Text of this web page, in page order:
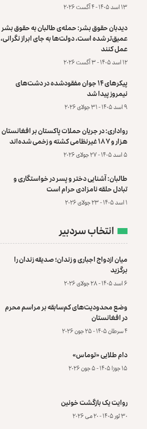
۱۳ اسد ۱۴۰۵ - ۴ آگست ۲۰۲۶
دیدبان حقوق بشر: حمله‌ی طالبان به حقوق بشر
عمیق‌تر شده است، دولت‌ها به جای ابراز نگرانی،
عمل کنند
۱۲ اسد ۱۴۰۵ - ۳ آگست ۲۰۲۶
پیکرهای ۱۴ جوان مفقودشده در دشت‌های
نیمروز پیدا شد
۹ اسد ۱۴۰۵ - ۳۱ جولای ۲۰۲۶
رواداری: در جریان حملات پاکستان بر افغانستان
هزار و ۱۸۷ غیرنظامی کشته و زخمی شده‌اند
۵ اسد ۱۴۰۵ - ۲۷ جولای ۲۰۲۶
طالبان: آشنایی دختر و پسر در خواستگاری و
تبادل حلقه نامزادی حرام است
۱ اسد ۱۴۰۵ - ۲۳ جولای ۲۰۲۶
انتخاب سردبیر
میان ازدواج اجباری و زندان؛ صدیقه زندان را
برگزید
۶ اسد ۱۴۰۵ - ۲۸ جولای ۲۰۲۶
وضع محدودیت‌های کم‌سابقه بر مراسم محرم
در افغانستان
۴ سرطان ۱۴۰۵ - ۲۵ جون ۲۰۲۶
دام طلایی «توماس»
۱۵ جوزا ۱۴۰۵ - ۵ جون ۲۰۲۶
روایت یک بازگشت خونین
۳۰ ثور ۱۴۰۵ - ۲۰ می ۲۰۲۶